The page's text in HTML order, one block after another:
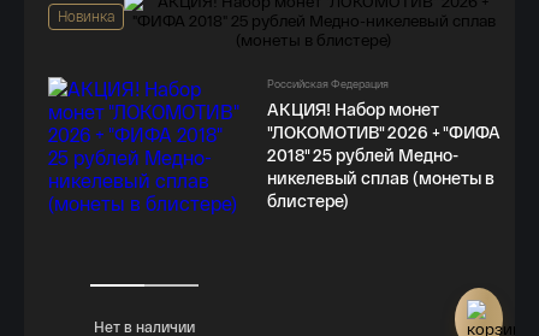
Новинка
Нет в наличии
Российская Федерация
АКЦИЯ! Набор монет
"ЛОКОМОТИВ" 2026 + "ФИФА
2018" 25 рублей Медно-
никелевый сплав (монеты в
блистере)